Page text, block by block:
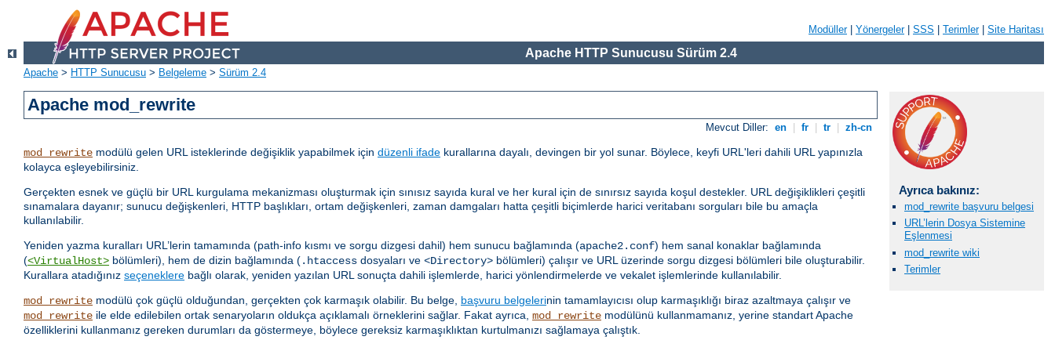
Modüller| Yönergeler| SSS Terimler| Site Haritası
Apache HTTP Sunucusu Sürüm 2.4
Apache > HTTP Sunucusu > Belgeleme > Sürüm 2.4
Apache mod_rewrite
Mevcut Diller: en fr tr zh-cn
mod_rewrite modülü gelen URL isteklerinde değişiklik yapabilmek için düzenli ifade kurallarına dayalı, devingen bir yol sunar. Böylece, keyfi URL'leri dahili URL yapınızla
kolayca eşleyebilirsiniz.
Gerçekten esnek ve güçlü bir URL kurgulama mekanizması oluşturmak için sınısız sayıda kural ve her kural için de sınırsız sayıda koşul destekler. URL değişiklikleri çeşitli
sınamalara dayanır; sunucu değişkenleri, HTTP başlıkları, ortam değişkenleri, zaman damgaları hatta çeşitli biçimlerde harici veritabanı sorguları bile bu amaçla
kullanılabilir.
Yeniden yazma kuralları URL’lerin tamamında (path-info kısmı ve sorgu dizgesi dahil) hem sunucu bağlamında (apache2.conf) hem sanal konaklar bağlamında
(<VirtualHost> bölümleri), hem de dizin bağlamında (.htaccess dosyaları ve <Directory> bölümleri) çalışır ve URL üzerinde sorgu dizgesi bölümleri bile oluşturabilir.
Kurallara atadığınız seçeneklere bağlı olarak, yeniden yazılan URL sonuçta dahili işlemlerde, harici yönlendirmelerde ve vekalet işlemlerinde kullanılabilir.
mod_rewrite modülü çok güçlü olduğundan, gerçekten çok karmaşık olabilir. Bu belge, başvuru belgelerinin tamamlayıcısı olup karmaşıklığı biraz azaltmaya çalışır ve
mod_rewrite ile elde edilebilen ortak senaryoların oldukça açıklamalı örneklerini sağlar. Fakat ayrıca, mod_rewrite modülünü kullanmamanız, yerine standart Apache
özelliklerini kullanmanız gereken durumları da göstermeye, böylece gereksiz karmaşıklıktan kurtulmanızı sağlamaya çalıştık.
Ayrıca bakınız:
mod_rewrite başvuru belgesi
URL’lerin Dosya Sistemine
Eşlenmesi
mod_rewrite wiki
Terimler